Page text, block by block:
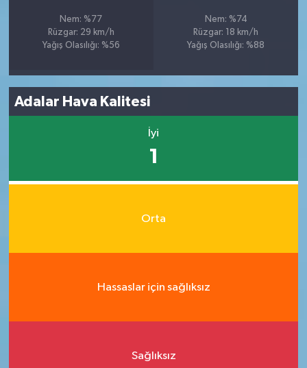
Nem: %77
Rüzgar: 29 km/h
Yağış Olasılığı: %56
Nem: %74
Rüzgar: 18 km/h
Yağış Olasılığı: %88
Adalar Hava Kalitesi
İyi
1
Orta
Hassaslar için sağlıksız
Sağlıksız